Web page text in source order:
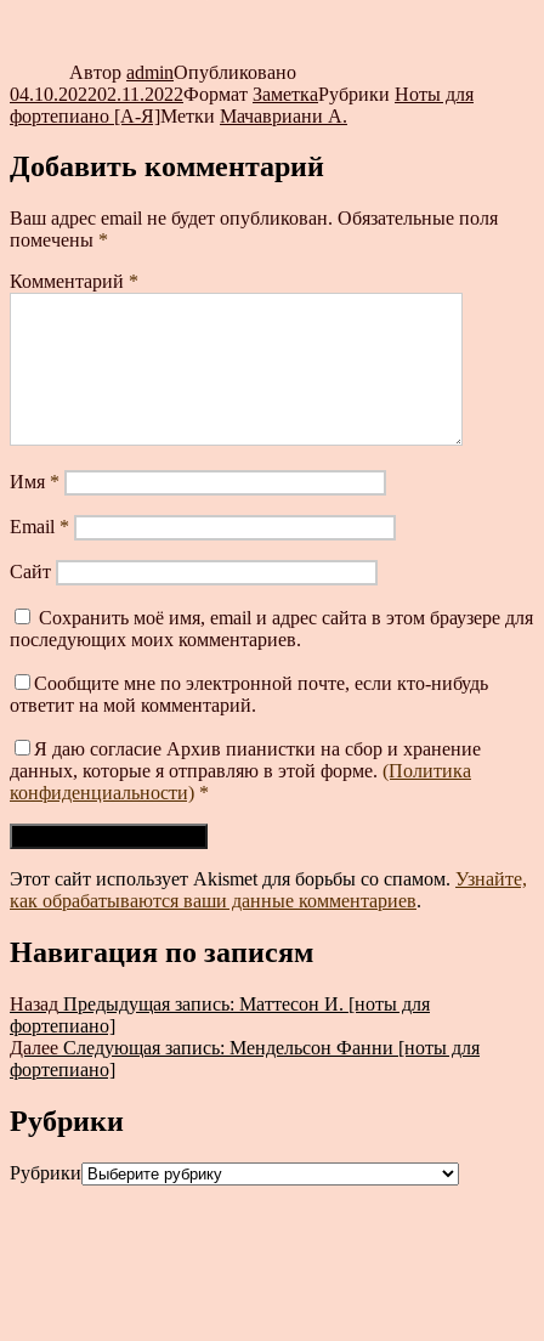
Автор adminОпубликовано
04.10.202202.11.2022Формат ЗаметкаРубрики Ноты для
фортепиано [А-Я]Метки Мачавриани А.
Добавить комментарий
Ваш адрес email не будет опубликован. Обязательные поля
помечены *
Комментарий *
Имя *
Email *
Сайт
Сохранить моё имя, email и адрес сайта в этом браузере для
последующих моих комментариев.
Сообщите мне по электронной почте, если кто-нибудь
ответит на мой комментарий.
Я даю согласие Архив пианистки на сбор и хранение
данных, которые я отправляю в этой форме. (Политика
конфиденциальности) *
Этот сайт использует Akismet для борьбы со спамом. Узнайте,
как обрабатываются ваши данные комментариев.
Навигация по записям
Назад Предыдущая запись: Маттесон И. [ноты для
фортепиано]
Далее Следующая запись: Мендельсон Фанни [ноты для
фортепиано]
Рубрики
Рубрики